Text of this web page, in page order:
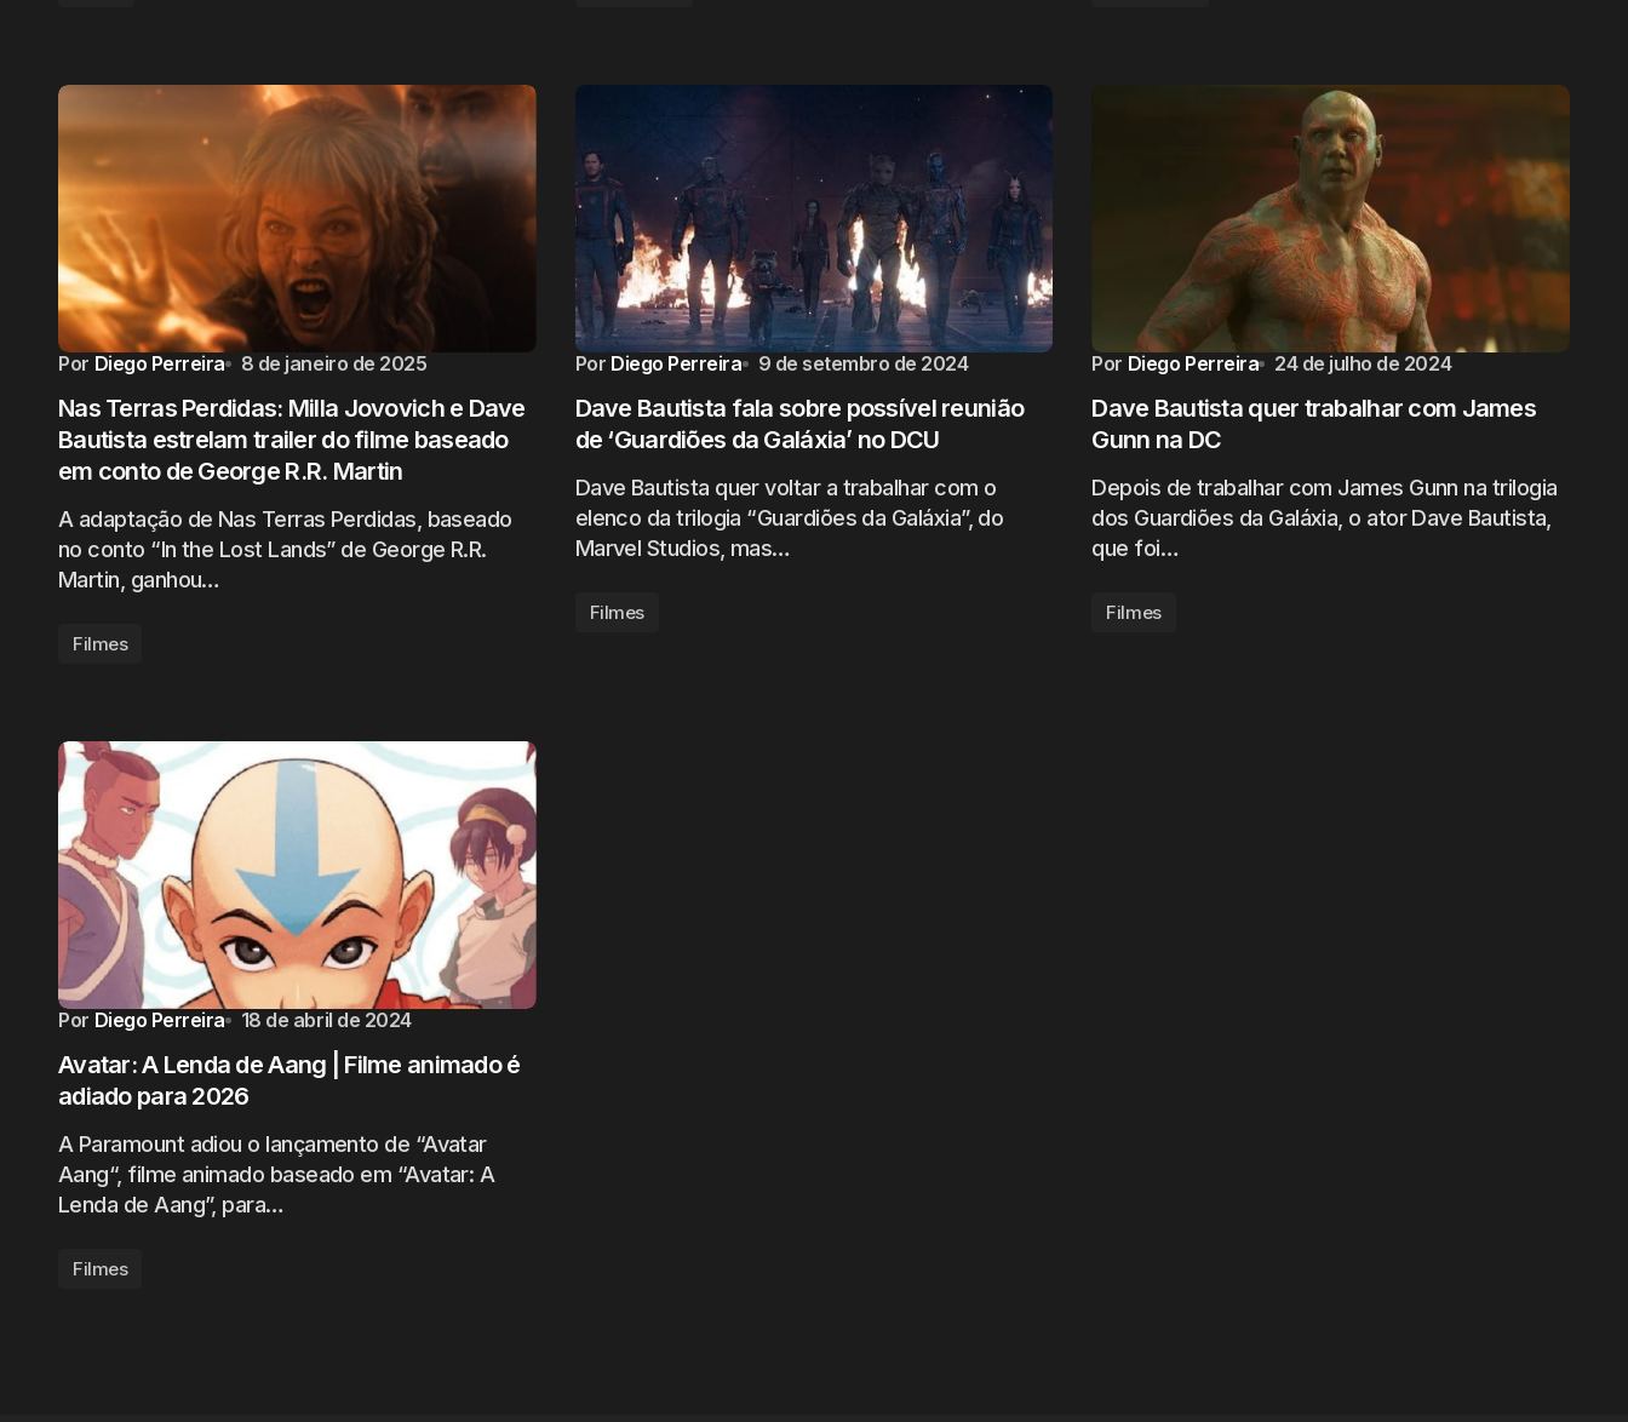
Por Diego Perreira 8 de janeiro de 2025
Nas Terras Perdidas: Milla Jovovich e Dave
Bautista estrelam trailer do filme baseado
em conto de George R.R. Martin
A adaptação de Nas Terras Perdidas, baseado
no conto “In the Lost Lands” de George R.R.
Martin, ganhou…
Filmes
Por Diego Perreira 9 de setembro de 2024
Dave Bautista fala sobre possível reunião
de ‘Guardiões da Galáxia’ no DCU
Dave Bautista quer voltar a trabalhar com o
elenco da trilogia “Guardiões da Galáxia”, do
Marvel Studios, mas…
Filmes
Por Diego Perreira 24 de julho de 2024
Dave Bautista quer trabalhar com James
Gunn na DC
Depois de trabalhar com James Gunn na trilogia
dos Guardiões da Galáxia, o ator Dave Bautista,
que foi…
Filmes
Por Diego Perreira 18 de abril de 2024
Avatar: A Lenda de Aang | Filme animado é
adiado para 2026
A Paramount adiou o lançamento de “Avatar
Aang“, filme animado baseado em “Avatar: A
Lenda de Aang”, para…
Filmes